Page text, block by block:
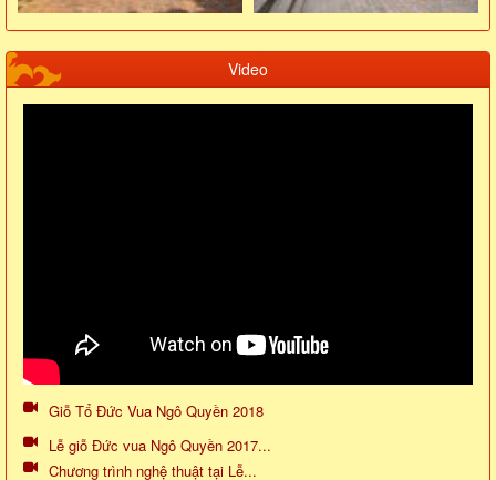
Video
Giỗ Tổ Đức Vua Ngô Quyền 2018
Lễ giỗ Đức vua Ngô Quyền 2017...
Chương trình nghệ thuật tại Lễ...